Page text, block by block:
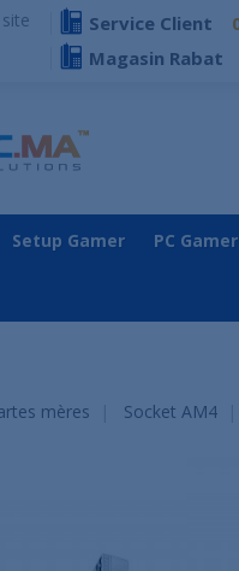
Service Client
Magasin Rabat
Setup Gamer PC
mères Socket AM4